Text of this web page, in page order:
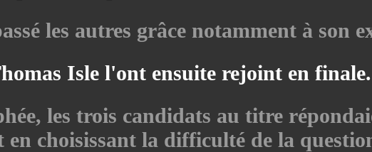
les autres grâce notamment à son
Isle l'ont ensuite rejoint en finale.
les trois candidats au titre
choisissant la difficulté de la